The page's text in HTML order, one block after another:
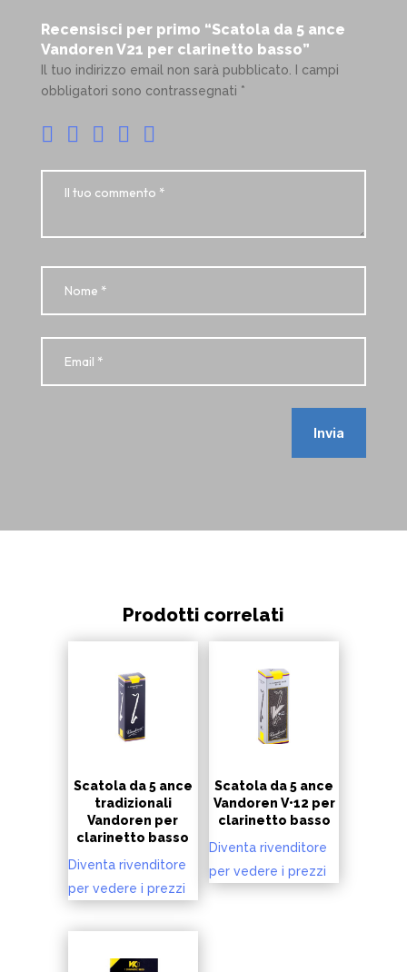
Recensisci per primo “Scatola da 5 ance
Vandoren V21 per clarinetto basso”
Il tuo indirizzo email non sarà pubblicato.
I campi
obbligatori sono contrassegnati *
Invia
Prodotti correlati
Scatola da 5 ance
tradizionali
Vandoren per
clarinetto basso
Diventa rivenditore
per vedere i prezzi
Scatola da 5 ance
Vandoren V•12 per
clarinetto basso
Diventa rivenditore
per vedere i prezzi